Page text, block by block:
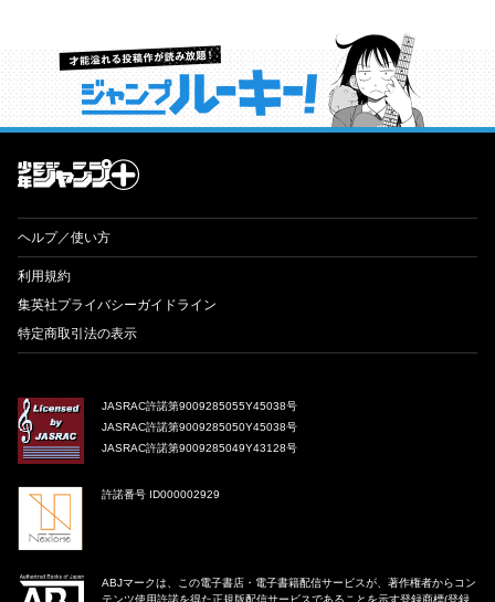
才能溢れる投稿作が読み放題！ ジャンプルーキー！
ヘルプ／使い方
利用規約
集英社プライバシーガイドライン
特定商取引法の表示
JASRAC許諾第9009285055Y45038号
JASRAC許諾第9009285050Y45038号
JASRAC許諾第9009285049Y43128号
許諾番号 ID000002929
ABJマークは、この電子書店・電子書籍配信サービスが、著作権者からコン